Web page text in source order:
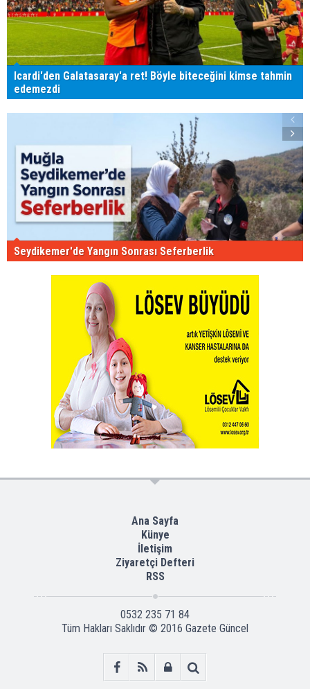
Icardi'den Galatasaray'a ret! Böyle biteceğini kimse tahmin
edemezdi
Seydikemer'de Yangın Sonrası Seferberlik
Ana Sayfa
Künye
İletişim
Ziyaretçi Defteri
RSS
0532 235 71 84
Tüm Hakları Saklıdır © 2016 Gazete Güncel